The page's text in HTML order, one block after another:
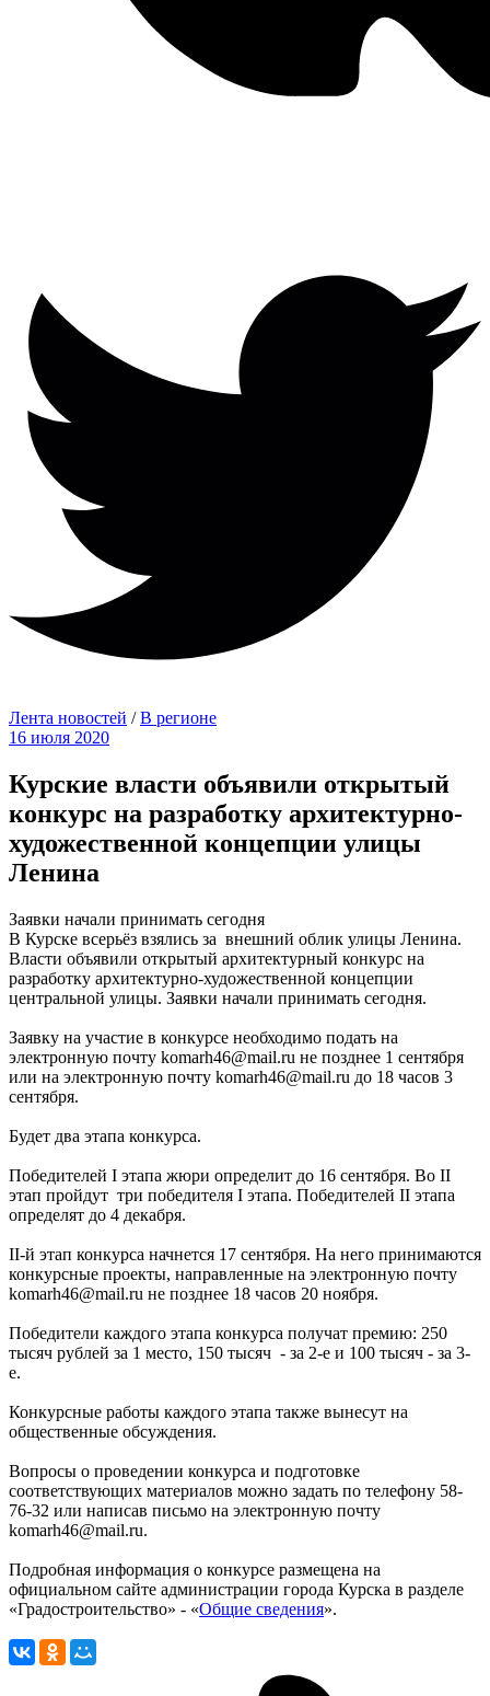
Лента новостей /В регионе
16 июля 2020
Курские власти объявили открытый
конкурс на разработку архитектурно-
художественной концепции улицы
Ленина
Заявки начали принимать сегодня
В Курске всерьёз взялись за внешний облик улицы Ленина.
Власти объявили открытый архитектурный конкурс на
разработку архитектурно-художественной концепции
центральной улицы. Заявки начали принимать сегодня.
Заявку на участие в конкурсе необходимо подать на
электронную почту komarh46@mail.ru не позднее 1 сентября
или на электронную почту komarh46@mail.ru до 18 часов 3
сентября.
Будет два этапа конкурса.
Победителей I этапа жюри определит до 16 сентября. Во II
этап пройдут три победителя I этапа. Победителей II этапа
определят до 4 декабря.
II-й этап конкурса начнется 17 сентября. На него принимаются
конкурсные проекты, направленные на электронную почту
komarh46@mail.ru не позднее 18 часов 20 ноября.
Победители каждого этапа конкурса получат премию: 250
тысяч рублей за 1 место, 150 тысяч - за 2-е и 100 тысяч - за 3-
е.
Конкурсные работы каждого этапа также вынесут на
общественные обсуждения.
Вопросы о проведении конкурса и подготовке
соответствующих материалов можно задать по телефону 58-
76-32 или написав письмо на электронную почту
komarh46@mail.ru.
Подробная информация о конкурсе размещена на
официальном сайте администрации города Курска в разделе
«Градостроительство» - «Общие сведения».